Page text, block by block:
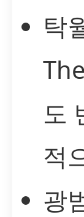
탁
도
적
광